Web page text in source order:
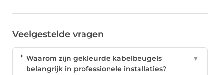
Veelgestelde vragen
Waarom zijn gekleurde kabelbeugels
belangrijk in professionele installaties?
▼